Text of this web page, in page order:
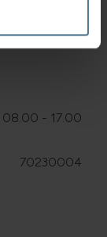
08.00 - 17.00
70230004